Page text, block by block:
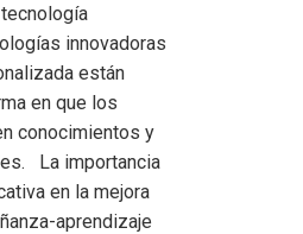
innovadoras
están
en que los
conocimientos y
La importancia
en la mejora
aprendizaje